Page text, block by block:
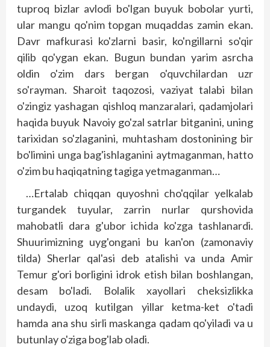
tuproq bizlar avlodi bo'lgan buyuk bobolar yurti,
ular mangu qo'nim topgan muqaddas zamin ekan.
Davr mafkurasi ko'zlarni basir, ko'ngillarni so'qir
qilib qo'ygan ekan. Bugun bundan yarim asrcha
oldin o'zim dars bergan o'quvchilardan uzr
so'rayman. Sharoit taqozosi, vaziyat talabi bilan
o'zingiz yashagan qishloq manzaralari, qadamjolari
haqida buyuk Navoiy go'zal satrlar bitganini, uning
tarixidan so'zlaganini, muhtasham dostonining bir
bo'limini unga bag'ishlaganini aytmaganman, hatto
o'zim bu haqiqatning tagiga yetmaganman…
…Ertalab chiqqan quyoshni cho'qqilar yelkalab
turgandek tuyular, zarrin nurlar qurshovida
mahobatli dara g'ubor ichida ko'zga tashlanardi.
Shuurimizning uyg'ongani bu kan'on (zamonaviy
tilda) Sherlar qal'asi deb atalishi va unda Amir
Temur g'ori borligini idrok etish bilan boshlangan,
desam bo'ladi. Bolalik xayollari cheksizlikka
undaydi, uzoq kutilgan yillar ketma-ket o'tadi
hamda ana shu sirli maskanga qadam qo'yiladi va u
butunlay o'ziga bog'lab oladi.